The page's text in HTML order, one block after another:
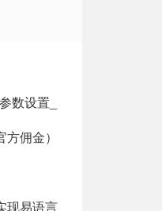
数设置_
佣金）
现易语言